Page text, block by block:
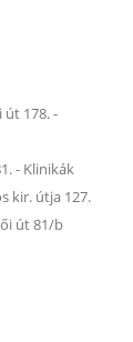
út 178. -
- Klinikák
kir. útja 127.
út 81/b